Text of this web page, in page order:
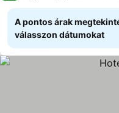
A pontos árak
válasszon dátumokat